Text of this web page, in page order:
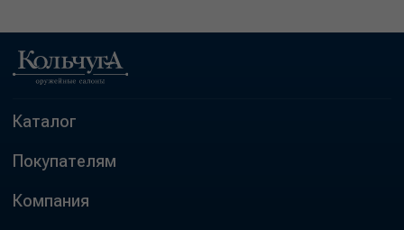
Каталог
Покупателям
Компания